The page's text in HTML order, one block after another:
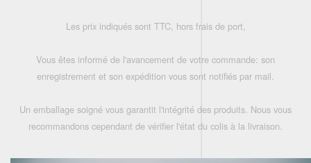
Les prix indiqués sont TTC, hors frais de port,
Vous êtes informé de l'avancement de votre commande: son
enregistrement et son expédition vous sont notifiés par mail.
Un emballage soigné vous garantit l'intégrité des produits. Nous vous
recommandons cependant de vérifier l'état du colis à la livraison.